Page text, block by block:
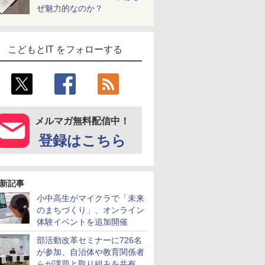
ぜ魅力的なのか？
こどもとIT をフォローする
メルマガ無料配信中！
登録はこちら
記事
小中高生がマイクラで「未来
のまちづくり」、オンライン
体験イベントを追加開催
部活動改革セミナーに726名
が参加、自治体や教育関係者